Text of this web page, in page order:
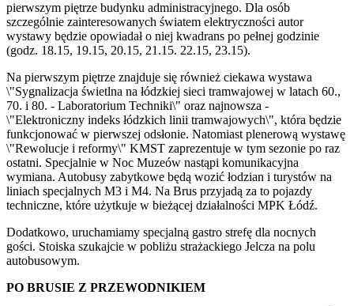
pierwszym piętrze budynku administracyjnego. Dla osób
szczególnie zainteresowanych światem elektryczności autor
wystawy będzie opowiadał o niej kwadrans po pełnej godzinie
(godz. 18.15, 19.15, 20.15, 21.15. 22.15, 23.15).
Na pierwszym piętrze znajduje się również ciekawa wystawa
\"Sygnalizacja świetlna na łódzkiej sieci tramwajowej w latach 60.,
70. i 80. - Laboratorium Techniki\" oraz najnowsza -
\"Elektroniczny indeks łódzkich linii tramwajowych\", która będzie
funkcjonować w pierwszej odsłonie. Natomiast plenerową wystawę
\"Rewolucje i reformy\" KMST zaprezentuje w tym sezonie po raz
ostatni. Specjalnie w Noc Muzeów nastąpi komunikacyjna
wymiana. Autobusy zabytkowe będą wozić łodzian i turystów na
liniach specjalnych M3 i M4. Na Brus przyjadą za to pojazdy
techniczne, które użytkuje w bieżącej działalności MPK Łódź.
Dodatkowo, uruchamiamy specjalną gastro strefę dla nocnych
gości. Stoiska szukajcie w pobliżu strażackiego Jelcza na polu
autobusowym.
PO BRUSIE Z PRZEWODNIKIEM